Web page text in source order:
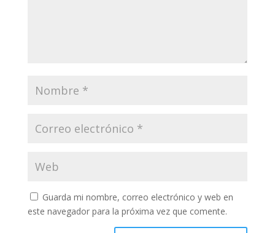
Guarda mi nombre, correo electrónico y web en
este navegador para la próxima vez que comente.